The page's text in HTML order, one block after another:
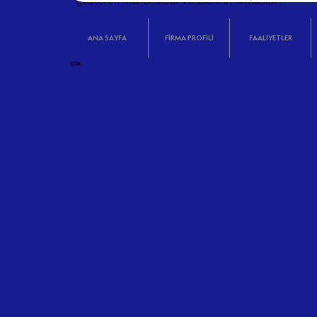
ANA SAYFA FİRMA PROFİLİ FAALİYETLER